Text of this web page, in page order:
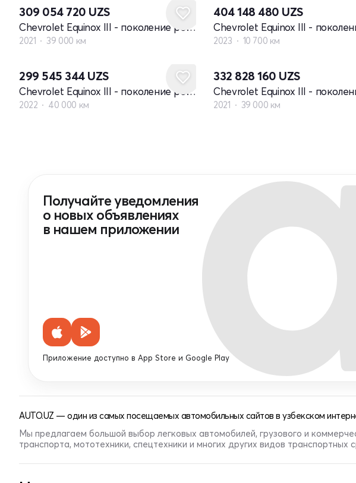
309 054 720 UZS
Chevrolet Equinox III - поколение рестайлинг
2021 39 000 км
404 148 480 UZS
2023 10 700 км
299 545 344 UZS
Chevrolet Equinox III - поколение рестайлинг
2022 40 000 км
332 828 160 UZS
2021 39 000 км
Получайте уведомления
о новых объявлениях
в нашем приложении
Приложение доступно в App Store и Google Play
AUTO.UZ — один из самых посещаемых автомобильных сайтов в узбекском
Мы предлагаем большой выбор легковых автомобилей, грузового и
транспорта, мототехники, спецтехники и многих других видов транспортных